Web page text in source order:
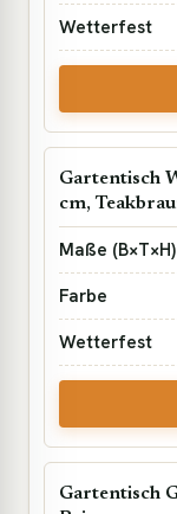
Gartentisch
cm,
Gartentisch